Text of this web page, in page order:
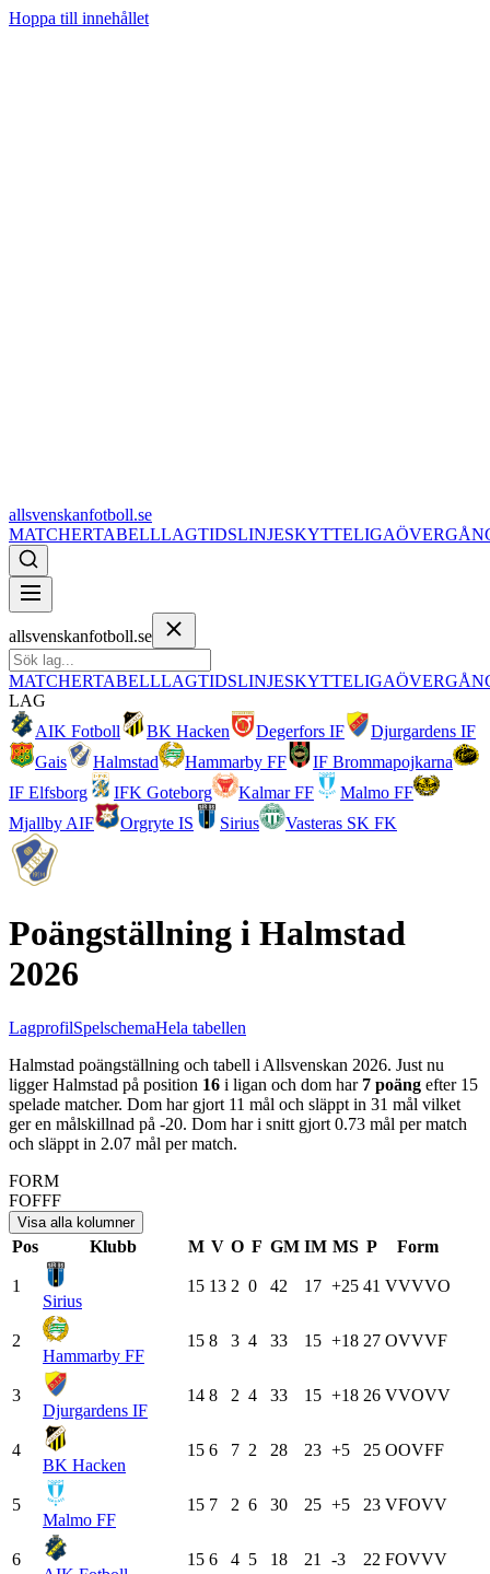
Hoppa till innehållet
allsvenskanfotboll.se
MATCHERTABELLLAGTIDSLINJESKYTTELIGA
allsvenskanfotboll.se
MATCHERTABELLLAGTIDSLINJESKYTTELIGA
LAG
AIK Fotboll
BK Hacken Degerfors IF
Djurgardens IF
Gais
Halmstad Hammarby FF
IF Brommapojkarna
IF Elfsborg
IFK Goteborg Kalmar FF
Malmo FF
Mjallby AIF
Orgryte IS Sirius Vasteras SK FK
Poängställning i Halmstad
2026
LagprofilSpelschemaHela tabellen
Halmstad poängställning och tabell i Allsvenskan 2026. Just nu
liggerHalmstad på position 16 i ligan och dom har 7 poäng efter 15
spelade matcher. Dom har gjort 11 mål och släppt in 31 mål vilket
ger en målskillnad på -20. Dom har i snitt gjort 0.73 mål per match
och släppt in 2.07 mål per match.
FORM
FOFFF
Visa alla kolumner
Pos Klubb M V O F GM IM MS P Form
1
Sirius
15 13 2 0 42 17 +25 41 VVVVO
2
Hammarby FF
15 8 3 4 33 15 +18 27 OVVVF
3
Djurgardens IF
14 8 2 4 33 15 +18 26 VVOVV
4
BK Hacken
15 6 7 2 28 23 +5 25 OOVFF
5
Malmo FF
15 7 2 6 30 25 +5 23 VFOVV
6
15 6 4 5 18 21 -3 22 FOVVV